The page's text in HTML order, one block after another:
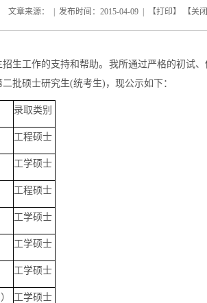
文章来源： | 发布时间： 2015-04-09| 【打印】 【关闭
生工作的支持和帮助。我所通过严格的初试
二批硕士研究生(统考生) ，现公示如下：
录取类别
工程硕士
工学硕士
工程硕士
工学硕士
工学硕士
工学硕士
） 工学硕士